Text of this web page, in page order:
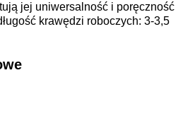
jej uniwersalność i poręczność
krawędzi roboczych: 3-3,5